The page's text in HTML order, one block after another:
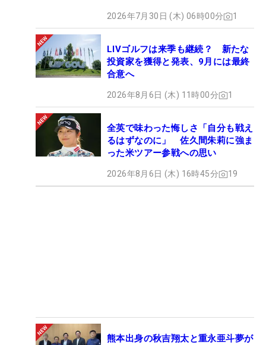
2026年7月30日 (木) 06時00分 1
LIVゴルフは来季も継続？ 新たな
投資家を獲得と発表、9月には最終
合意へ
2026年8月6日 (木) 11時00分 1
全英で味わった悔しさ「自分も戦え
るはずなのに」 佐久間朱莉に強ま
った米ツアー参戦への思い
2026年8月6日 (木) 16時45分 19
熊本出身の秋吉翔太と重永亜斗夢が